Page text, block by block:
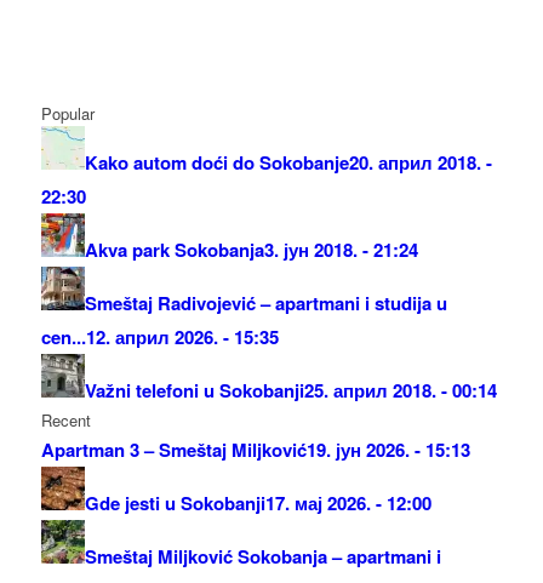
Popular
Kako autom doći do Sokobanje20. април 2018. -
22:30
Akva park Sokobanja3. јун 2018. - 21:24
Smeštaj Radivojević – apartmani i studija u
cen...12. април 2026. - 15:35
Važni telefoni u Sokobanji25. април 2018. - 00:14
Recent
Apartman 3 – Smeštaj Miljković19. јун 2026. - 15:13
Gde jesti u Sokobanji17. мај 2026. - 12:00
Smeštaj Miljković Sokobanja – apartmani i